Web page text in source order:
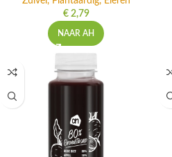
€2,79
NAAR AH